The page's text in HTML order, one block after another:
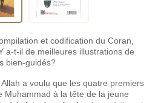
et codification du Coran,
a-t-il de meilleures illustrations de
bien-guidés?
a voulu que les quatre premiers
Muhammad à la tête de la jeune